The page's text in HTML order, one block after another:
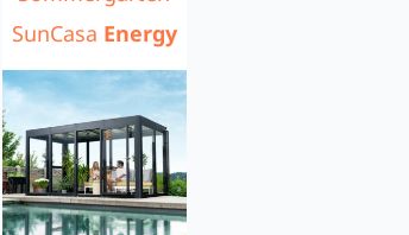
SunCasa Energy